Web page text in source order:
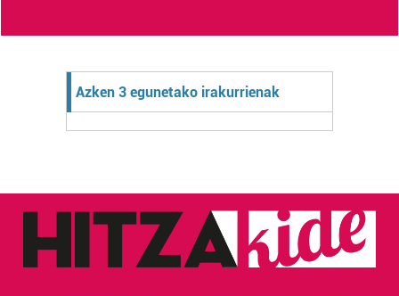
Azken 3 egunetako irakurrienak